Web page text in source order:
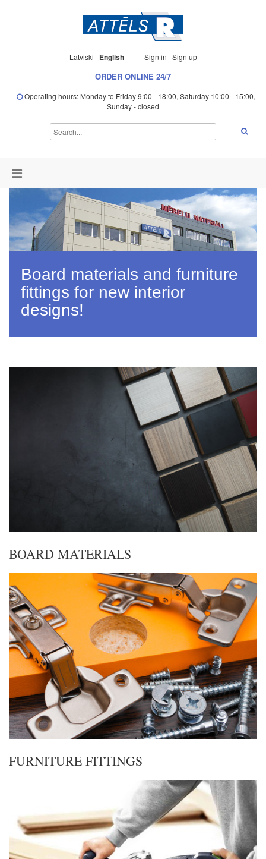
Latviski English Sign in Sign up
ORDER ONLINE 24/7
Operating hours: Monday to Friday 9:00 - 18:00, Saturday 10:00 - 15:00,
Sunday - closed
Board materials and furniture
fittings for new interior
designs!
BOARD MATERIALS
FURNITURE FITTINGS